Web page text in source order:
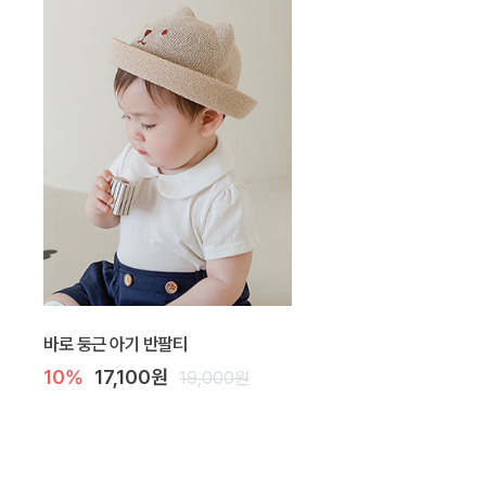
바로 둥근 아기 반팔티
10% 17,100원 19,000원